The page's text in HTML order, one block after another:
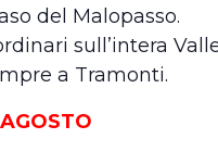
del Malopasso.
sull’intera
a Tramonti.